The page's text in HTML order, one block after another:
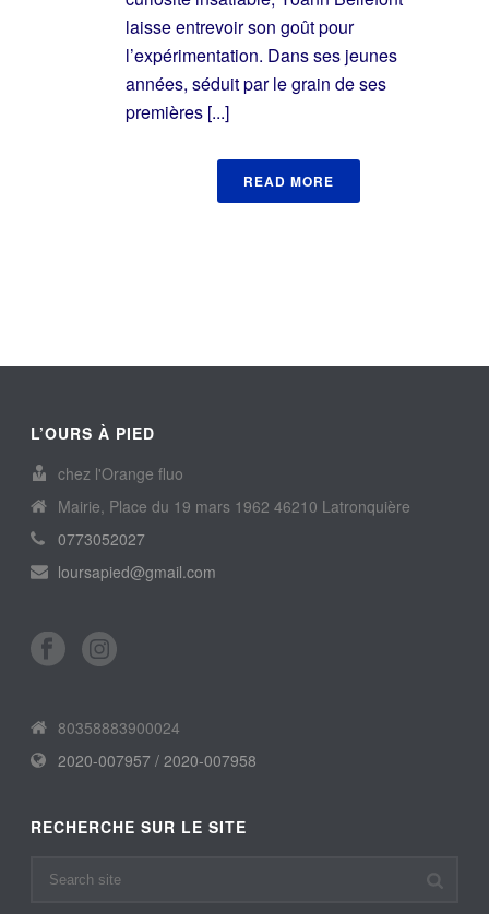
laisse entrevoir son goût pour
l’expérimentation. Dans ses jeunes
années, séduit par le grain de ses
premières [...]
READ MORE
L’OURS À PIED
chez l'Orange fluo
Mairie, Place du 19 mars 1962 46210 Latronquière
0773052027
loursapied@gmail.com
80358883900024
2020-007957 / 2020-007958
RECHERCHE SUR LE SITE